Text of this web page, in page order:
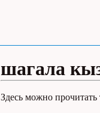
шагала
Здесь можно